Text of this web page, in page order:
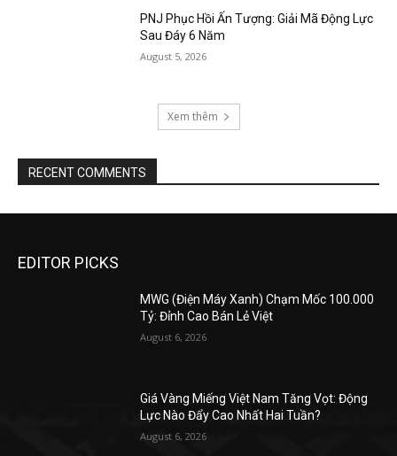
PNJ Phục Hồi Ấn Tượng: Giải Mã Động Lực
Sau Đáy 6 Năm
August 5, 2026
Xem thêm
RECENT COMMENTS
EDITOR PICKS
MWG (Điện Máy Xanh) Chạm Mốc 100.000
Tỷ: Đỉnh Cao Bán Lẻ Việt
August 6, 2026
Giá Vàng Miếng Việt Nam Tăng Vọt: Động
Lực Nào Đẩy Cao Nhất Hai Tuần?
August 6, 2026